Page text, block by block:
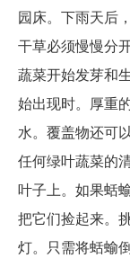
园床。下雨天后
干草必须慢慢分
蔬菜开始发芽和
始出现时。厚重
水。覆盖物还可
任何绿叶蔬菜的
叶子上。如果蛞
把它们捡起来。
灯。只需将蛞蝓